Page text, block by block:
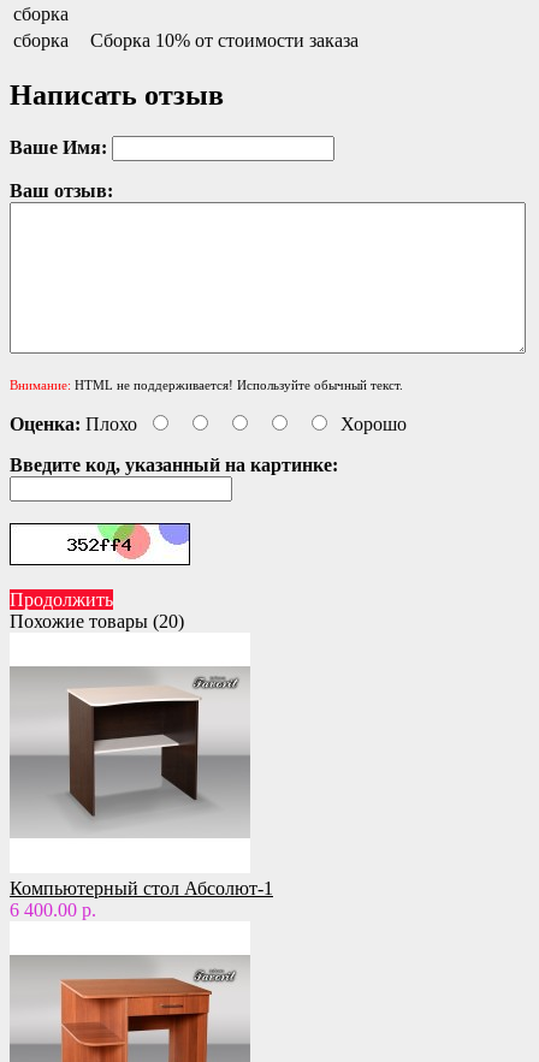
сборка
сборка
Сборка 10% от стоимости заказа
Написать отзыв
Ваше Имя:
Ваш отзыв:
Внимание: HTML не поддерживается! Используйте обычный текст.
Оценка: Плохо
Хорошо
Введите код, указанный на картинке:
Продолжить
Похожие товары (20)
Компьютерный стол Абсолют-1
6 400.00 р.